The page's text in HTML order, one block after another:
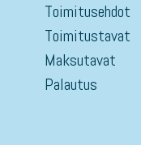
Toimitusehdot
Toimitustavat
Maksutavat
Palautus